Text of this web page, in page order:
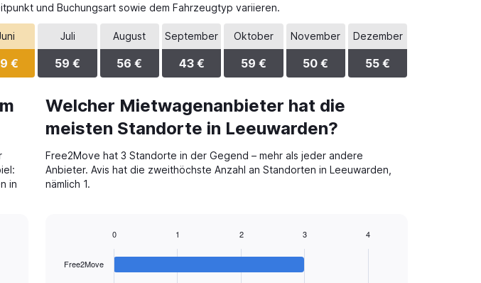
und Buchungsart sowie dem Fahrzeugtyp variieren.
€
Juli
59 €
August
56 €
September
43 €
Oktober
59 €
November
50 €
Dezember
55 €
in
Welcher Mietwagenanbieter hat die
meisten Standorte in Leeuwarden?
Free2Move hat 3 Standorte in der Gegend – mehr als jeder andere
Anbieter. Avis hat die zweithöchste Anzahl an Standorten in Leeuwarden,
nämlich 1.
with
Free2Move
0 1 2 3 4